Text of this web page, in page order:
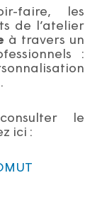
faire, les
de l’atelier
à travers un
:
le
ici :